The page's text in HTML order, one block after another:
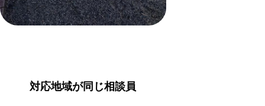
対応地域が同じ相談員